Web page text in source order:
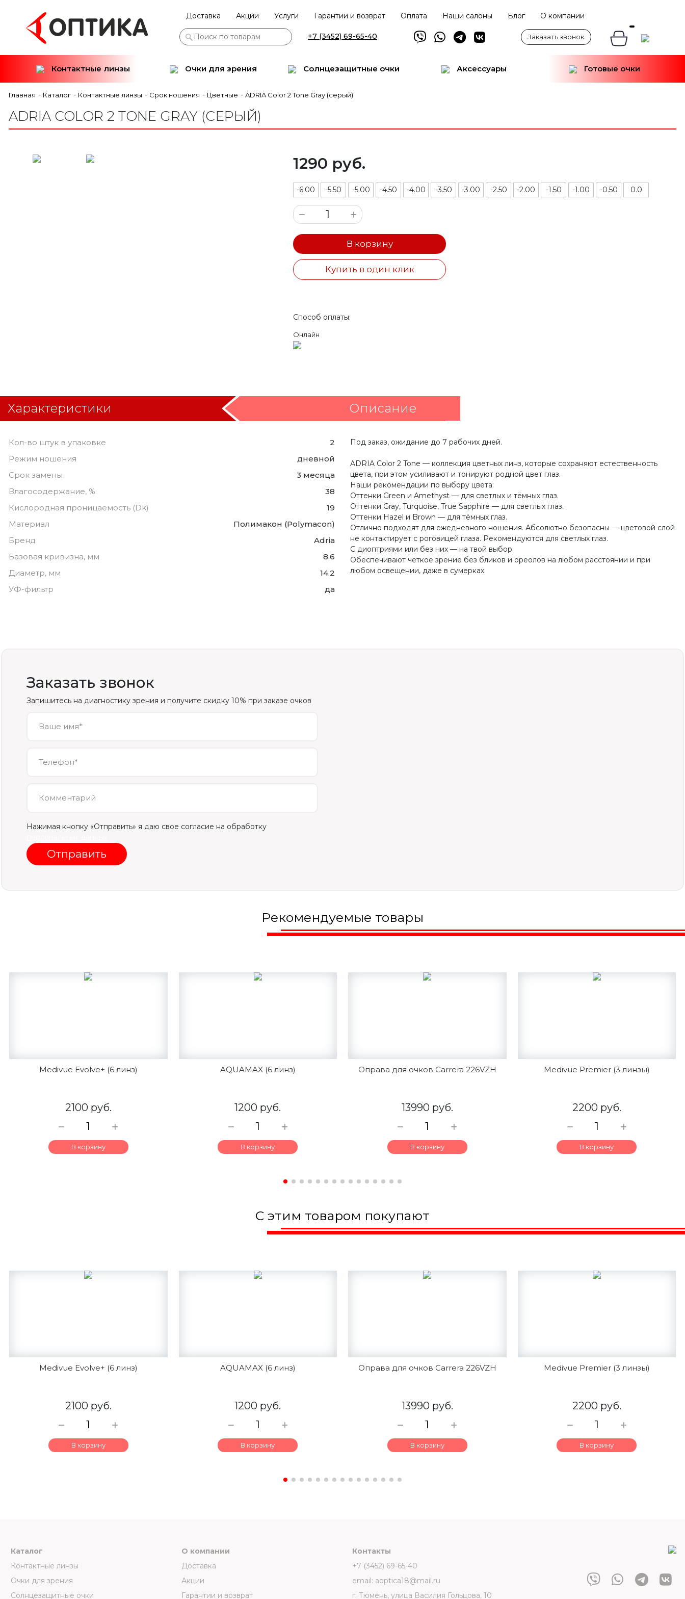
Доставка Акции Услуги Гарантии и возврат Оплата Наши салоны Блог О компании
+7 (3452) 69-65-40 Заказать звонок
Контактные линзы Очки для зрения Солнцезащитные очки Аксессуары Готовые очки
Главная - Каталог - Контактные линзы - Срок ношения - Цветные - ADRIA Color 2 Tone Gray (серый)
ADRIA COLOR 2 TONE GRAY (СЕРЫЙ)
1290 руб.
-6.00 -5.50 -5.00 -4.50 -4.00 -3.50 -3.00 -2.50 -2.00 -1.50 -1.00 -0.50 0.0
В корзину
Купить в один клик
Способ оплаты:
Онлайн
Характеристики Описание
Кол-во штук в упаковке
2
Режим ношения
дневной
Срок замены
3 месяца
Влагосодержание, %
38
Кислородная проницаемость (Dk)
19
Материал
Полимакон (Polymacon)
Бренд
Adria
Базовая кривизна, мм
8.6
Диаметр, мм
14.2
УФ-фильтр
да
Под заказ, ожидание до 7 рабочих дней.
ADRIA Сolor 2 Tone — коллекция цветных линз, которые сохраняют естественность
цвета, при этом усиливают и тонируют родной цвет глаз.
Наши рекомендации по выбору цвета:
Оттенки Green и Amethyst — для светлых и тёмных глаз.
Оттенки Gray, Turquoise, True Sapphire — для светлых глаз.
Оттенки Hazel и Brown — для тёмных глаз.
Отлично подходят для ежедневного ношения. Абсолютно безопасны — цветовой слой
не контактирует с роговицей глаза. Рекомендуются для светлых глаз.
С диоптриями или без них — на твой выбор.
Обеспечивают четкое зрение без бликов и ореолов на любом расстоянии и при
любом освещении, даже в сумерках.
Заказать звонок
Запишитесь на диагностику зрения и получите скидку 10% при заказе очков
Ваше имя*
Телефон*
Комментарий
Нажимая кнопку «Отправить» я даю свое согласие на обработку
Отправить
Рекомендуемые товары
Medivue Evolve+ (6 линз)
2100 руб.
В корзину
AQUAMAX (6 линз)
1200 руб.
В корзину
Оправа для очков Carrera 226VZH
13990 руб.
В корзину
Medivue Premier (3 линзы)
2200 руб.
В корзину
С этим товаром покупают
Medivue Evolve+ (6 линз)
2100 руб.
В корзину
AQUAMAX (6 линз)
1200 руб.
В корзину
Оправа для очков Carrera 226VZH
13990 руб.
В корзину
Medivue Premier (3 линзы)
2200 руб.
В корзину
Каталог
Контактные линзы
Очки для зрения
Солнцезащитные очки
О компании
Доставка
Акции
Гарантии и возврат
Контакты
+7 (3452) 69-65-40
email: aoptica18@mail.ru
г. Тюмень, улица Василия Гольцова, 10